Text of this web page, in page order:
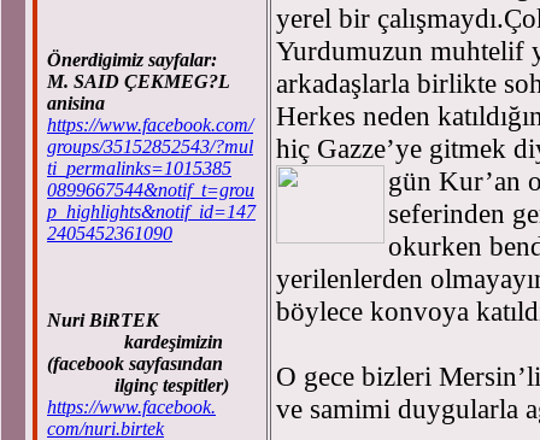
Önerdigimiz sayfalar:
M. SAID ÇEKMEG?L
anisina
https://www.facebook.com/
groups/35152852543/?mul
ti_permalinks=1015385
0899667544&notif_t=grou
p_highlights&notif_id=147
2405452361090
Nuri BiRTEK
kardeşimizin
(facebook sayfasından
ilginç tespitler)
https://www.facebook.
com/nuri.birtek
yerel bir
Yurdumuzun muhtelif
arkadaşlarla birlikte
Herkes neden
hiç Gazze’ye gitmek
gün Kur’an
seferinden
okurken
yerilenlerden
böylece konvoya
O gece bizleri
ve samimi duygularla